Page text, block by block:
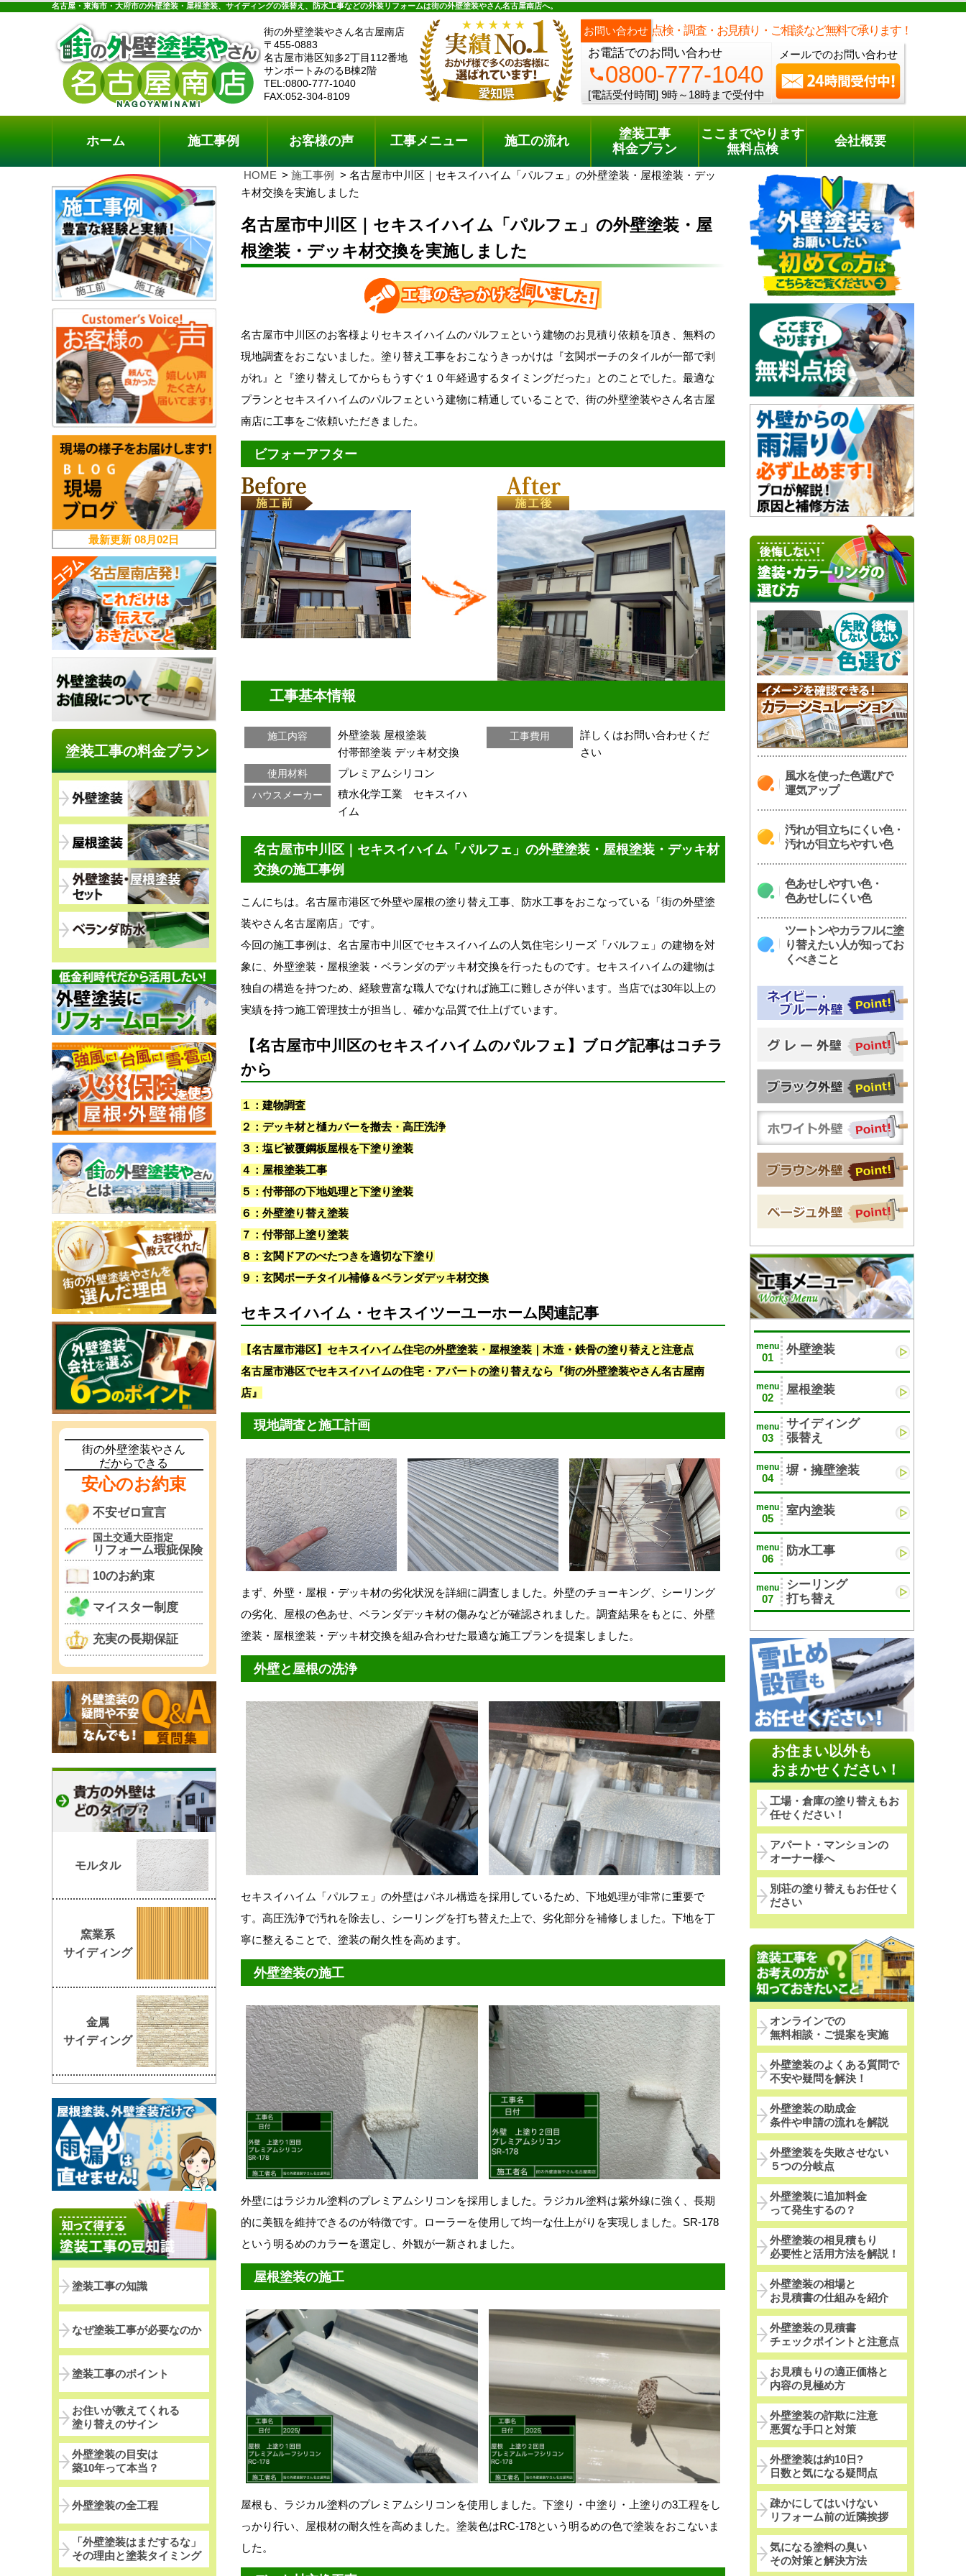
名古屋・東海市・大府市の外壁塗装・屋根塗装、サイディングの張替え、防水工事などの外装リフォームは街の外壁塗装やさん名古屋南店へ。
街の外壁塗装やさん名古屋南店
〒455-0883
名古屋市港区知多2丁目112番地
サンポートみのるB棟2階
TEL:0800-777-1040
FAX:052-304-8109
お問い合わせ 点検・調査・お見積り・ご相談など無料で承ります！
お電話でのお問い合わせ
phone0800-777-1040
[電話受付時間] 9時～18時まで受付中
メールでのお問い合わせ
料金プラン 無料点検
電話でのご相談 [9時～18時まで受付中]
phone0800-777-1040
ホーム 施工事例 お客様の声 工事メニュー 施工の流れ
塗装工事
料金プラン
ここまでやります
無料点検
会社概要
HOME 施工事例
名古屋市中川区｜セキスイハイム「パルフェ」の外壁塗装・屋根塗装・デッ
キ材交換を実施しました
名古屋市中川区｜セキスイハイム「パルフェ」の外壁塗装・屋
根塗装・デッキ材交換を実施しました
名古屋市中川区のお客様よりセキスイハイムのパルフェという建物のお見積り依頼を頂き、無料の
現地調査をおこないました。塗り替え工事をおこなうきっかけは『玄関ポーチのタイルが一部で剥
がれ』と『塗り替えしてからもうすぐ１０年経過するタイミングだった』とのことでした。最適な
プランとセキスイハイムのパルフェという建物に精通していることで、街の外壁塗装やさん名古屋
南店に工事をご依頼いただきました。
ビフォーアフター
工事基本情報
施工内容 外壁塗装 屋根塗装
付帯部塗装 デッキ材交換
使用材料 プレミアムシリコン
ハウスメーカー
積水化学工業 セキスイハ
イム
工事費用
詳しくはお問い合わせくだ
さい
名古屋市中川区｜セキスイハイム「パルフェ」の外壁塗装・屋根塗装・デッキ材
交換の施工事例
こんにちは。名古屋市港区で外壁や屋根の塗り替え工事、防水工事をおこなっている「街の外壁塗
装やさん名古屋南店」です。
今回の施工事例は、名古屋市中川区でセキスイハイムの人気住宅シリーズ「パルフェ」の建物を対
象に、外壁塗装・屋根塗装・ベランダのデッキ材交換を行ったものです。セキスイハイムの建物は
独自の構造を持つため、経験豊富な職人でなければ施工に難しさが伴います。当店では30年以上の
実績を持つ施工管理技士が担当し、確かな品質で仕上げています。
【名古屋市中川区のセキスイハイムのパルフェ】ブログ記事はコチラ
から
１：建物調査
２：デッキ材と樋カバーを撤去・高圧洗浄
３：塩ビ被覆鋼板屋根を下塗り塗装
４：屋根塗装工事
５：付帯部の下地処理と下塗り塗装
６：外壁塗り替え塗装
７：付帯部上塗り塗装
８：玄関ドアのべたつきを適切な下塗り
９：玄関ポーチタイル補修＆ベランダデッキ材交換
セキスイハイム・セキスイツーユーホーム関連記事
【名古屋市港区】セキスイハイム住宅の外壁塗装・屋根塗装｜木造・鉄骨の塗り替えと注意点
名古屋市港区でセキスイハイムの住宅・アパートの塗り替えなら『街の外壁塗装やさん名古屋南
店』
現地調査と施工計画
まず、外壁・屋根・デッキ材の劣化状況を詳細に調査しました。外壁のチョーキング、シーリング
の劣化、屋根の色あせ、ベランダデッキ材の傷みなどが確認されました。調査結果をもとに、外壁
塗装・屋根塗装・デッキ材交換を組み合わせた最適な施工プランを提案しました。
外壁と屋根の洗浄
セキスイハイム「パルフェ」の外壁はパネル構造を採用しているため、下地処理が非常に重要で
す。高圧洗浄で汚れを除去し、シーリングを打ち替えた上で、劣化部分を補修しました。下地を丁
寧に整えることで、塗装の耐久性を高めます。
外壁塗装の施工
外壁にはラジカル塗料のプレミアムシリコンを採用しました。ラジカル塗料は紫外線に強く、長期
的に美観を維持できるのが特徴です。ローラーを使用して均一な仕上がりを実現しました。SR-178
という明るめのカラーを選定し、外観が一新されました。
屋根塗装の施工
屋根も、ラジカル塗料のプレミアムシリコンを使用しました。下塗り・中塗り・上塗りの3工程をし
っかり行い、屋根材の耐久性を高めました。塗装色はRC-178という明るめの色で塗装をおこないま
した。
風水を使った色選びで
運気アップ
汚れが目立ちにくい色・
汚れが目立ちやすい色
色あせしやすい色・
色あせしにくい色
ツートンやカラフルに塗
り替えたい人が知ってお
くべきこと
menu
01
外壁塗装
menu
02
屋根塗装
menu
03
サイディング
張替え
menu
04
塀・擁壁塗装
menu
05
室内塗装
menu
06
防水工事
menu
07
シーリング
打ち替え
お住まい以外も
おまかせください！
工場・倉庫の塗り替えもお
任せください！
アパート・マンションの
オーナー様へ
別荘の塗り替えもお任せく
ださい
オンラインでの
無料相談・ご提案を実施
外壁塗装のよくある質問で
不安や疑問を解決！
外壁塗装の助成金
条件や申請の流れを解説
外壁塗装を失敗させない
５つの分岐点
外壁塗装に追加料金
って発生するの？
外壁塗装の相見積もり
必要性と活用方法を解説！
外壁塗装の相場と
お見積書の仕組みを紹介
外壁塗装の見積書
チェックポイントと注意点
お見積もりの適正価格と
内容の見極め方
外壁塗装の詐欺に注意
悪質な手口と対策
外壁塗装は約10日?
日数と気になる疑問点
疎かにしてはいけない
リフォーム前の近隣挨拶
気になる塗料の臭い
その対策と解決方法
最新更新08月02日
塗装工事の料金プラン
街の外壁塗装やさん
だからできる
安心のお約束
不安ゼロ宣言
国土交通大臣指定
リフォーム瑕疵保険
10のお約束
マイスター制度
充実の長期保証
モルタル
窯業系
サイディング
金属
サイディング
塗装工事の知識
なぜ塗装工事が必要なのか
塗装工事のポイント
お住いが教えてくれる
塗り替えのサイン
外壁塗装の目安は
築10年って本当？
外壁塗装の全工程
「外壁塗装はまだするな」
その理由と塗装タイミング